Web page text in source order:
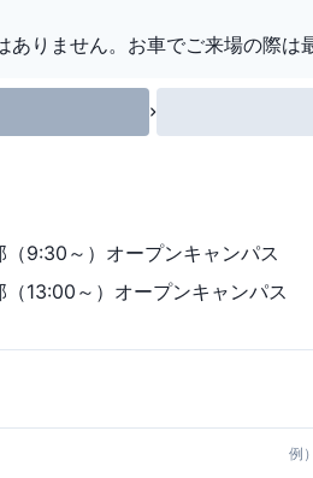
りません。お車でご来場の際は
9:30～）オープンキャンパス
13:00～）オープンキャンパス
例）